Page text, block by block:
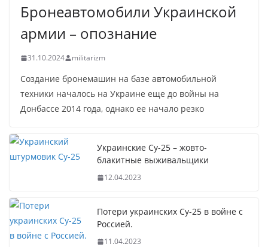
Бронеавтомобили Украинской
армии – опознание
31.10.2024 militarizm
Создание бронемашин на базе автомобильной
техники началось на Украине еще до войны на
Донбассе 2014 года, однако ее начало резко
Украинские Су-25 – жовто-
блакитные выживальщики
12.04.2023
Потери украинских Су-25 в войне с
Россией.
11.04.2023